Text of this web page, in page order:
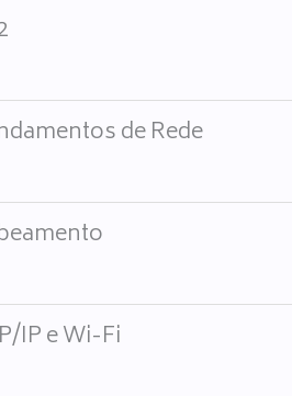
de Rede
IP e Wi-Fi